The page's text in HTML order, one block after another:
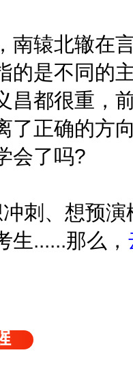
辕北辙在言
的是不同的
昌都很重，
了正确的方
会了吗?
刺、想预演
生......那么，